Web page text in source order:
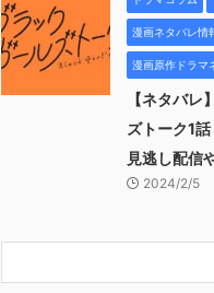
漫画ネタバレ情
漫画原作ドラマ
【ネタバレ
ズトーク1
見逃し配信
2024/2/5